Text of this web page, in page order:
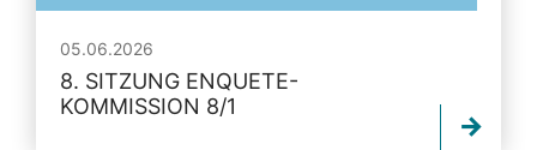
05.06.2026
8. SITZUNG ENQUETE-
KOMMISSION 8/1